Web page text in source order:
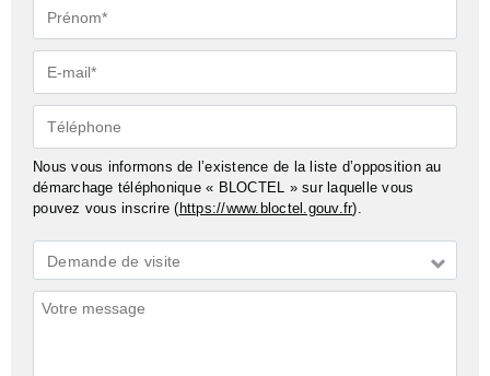
Prénom*
E-
mail*
Téléphone
Nous vous informons de l’existence de la liste d’opposition au
démarchage téléphonique « BLOCTEL » sur laquelle vous
pouvez vous inscrire ( https://www.bloctel.gouv.fr).
Demande
*
Demande de visite
Commentaires